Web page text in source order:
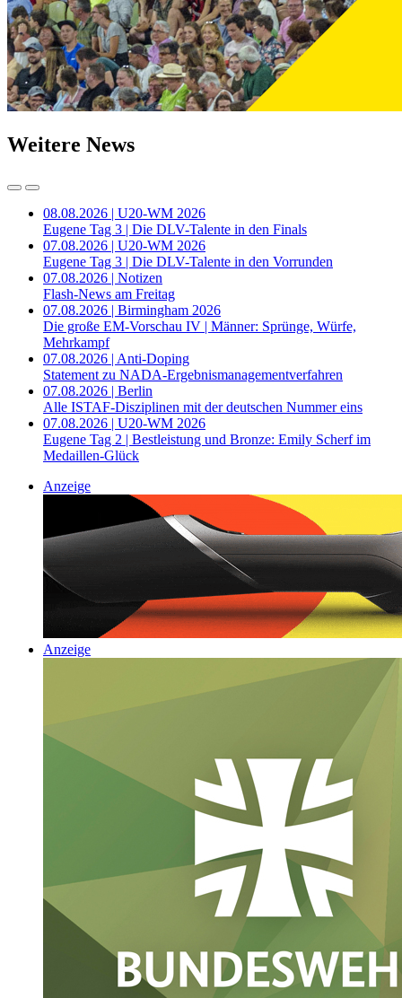
Weitere News
08.08.2026 | U20-WM 2026
Eugene Tag 3 | Die DLV-Talente in den Finals
07.08.2026 | U20-WM 2026
Eugene Tag 3 | Die DLV-Talente in den Vorrunden
07.08.2026 | Notizen
Flash-News am Freitag
07.08.2026 | Birmingham 2026
Die große EM-Vorschau IV | Männer: Sprünge, Würfe,
Mehrkampf
07.08.2026 | Anti-Doping
Statement zu NADA-Ergebnismanagementverfahren
07.08.2026 | Berlin
Alle ISTAF-Disziplinen mit der deutschen Nummer eins
07.08.2026 | U20-WM 2026
Eugene Tag 2 | Bestleistung und Bronze: Emily Scherf im
Medaillen-Glück
Anzeige
Anzeige